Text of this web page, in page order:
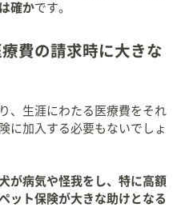
確かです。
費の請求時に大きな
、生涯にわたる医療費をそれ
に加入する必要もないでしょ
が病気や怪我をし、特に高額
ット保険が大きな助けとなる